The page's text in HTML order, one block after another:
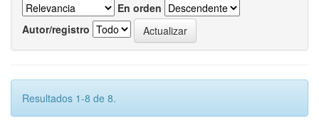
En orden
Autor/registro
Resultados 1-8 de 8.